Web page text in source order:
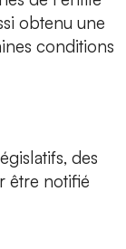
obtenu une
conditions
des
être notifié